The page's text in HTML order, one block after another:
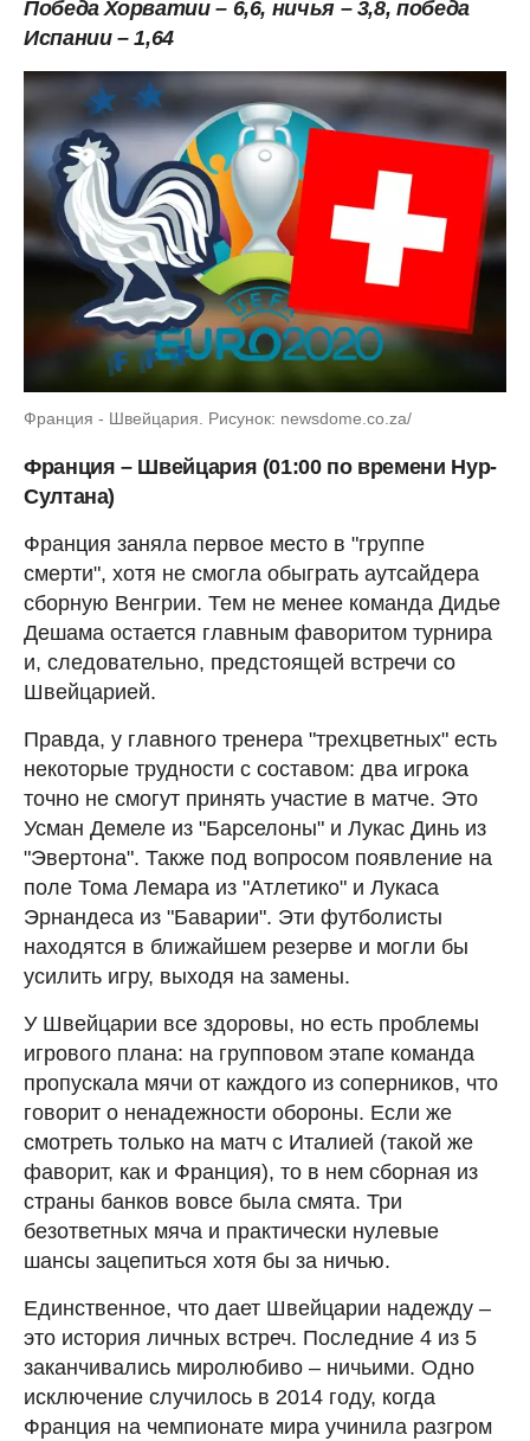
Победа Хорватии – 6,6, ничья – 3,8, победа
Испании – 1,64
Франция - Швейцария. Рисунок: newsdome.co.za/
Франция – Швейцария (01:00 по времени Нур-
Султана)
Франция заняла первое место в "группе
смерти", хотя не смогла обыграть аутсайдера
сборную Венгрии. Тем не менее команда Дидье
Дешама остается главным фаворитом турнира
и, следовательно, предстоящей встречи со
Швейцарией.
Правда, у главного тренера "трехцветных" есть
некоторые трудности с составом: два игрока
точно не смогут принять участие в матче. Это
Усман Демеле из "Барселоны" и Лукас Динь из
"Эвертона". Также под вопросом появление на
поле Тома Лемара из "Атлетико" и Лукаса
Эрнандеса из "Баварии". Эти футболисты
находятся в ближайшем резерве и могли бы
усилить игру, выходя на замены.
У Швейцарии все здоровы, но есть проблемы
игрового плана: на групповом этапе команда
пропускала мячи от каждого из соперников, что
говорит о ненадежности обороны. Если же
смотреть только на матч с Италией (такой же
фаворит, как и Франция), то в нем сборная из
страны банков вовсе была смята. Три
безответных мяча и практически нулевые
шансы зацепиться хотя бы за ничью.
Единственное, что дает Швейцарии надежду –
это история личных встреч. Последние 4 из 5
заканчивались миролюбиво – ничьими. Одно
исключение случилось в 2014 году, когда
Франция на чемпионате мира учинила разгром